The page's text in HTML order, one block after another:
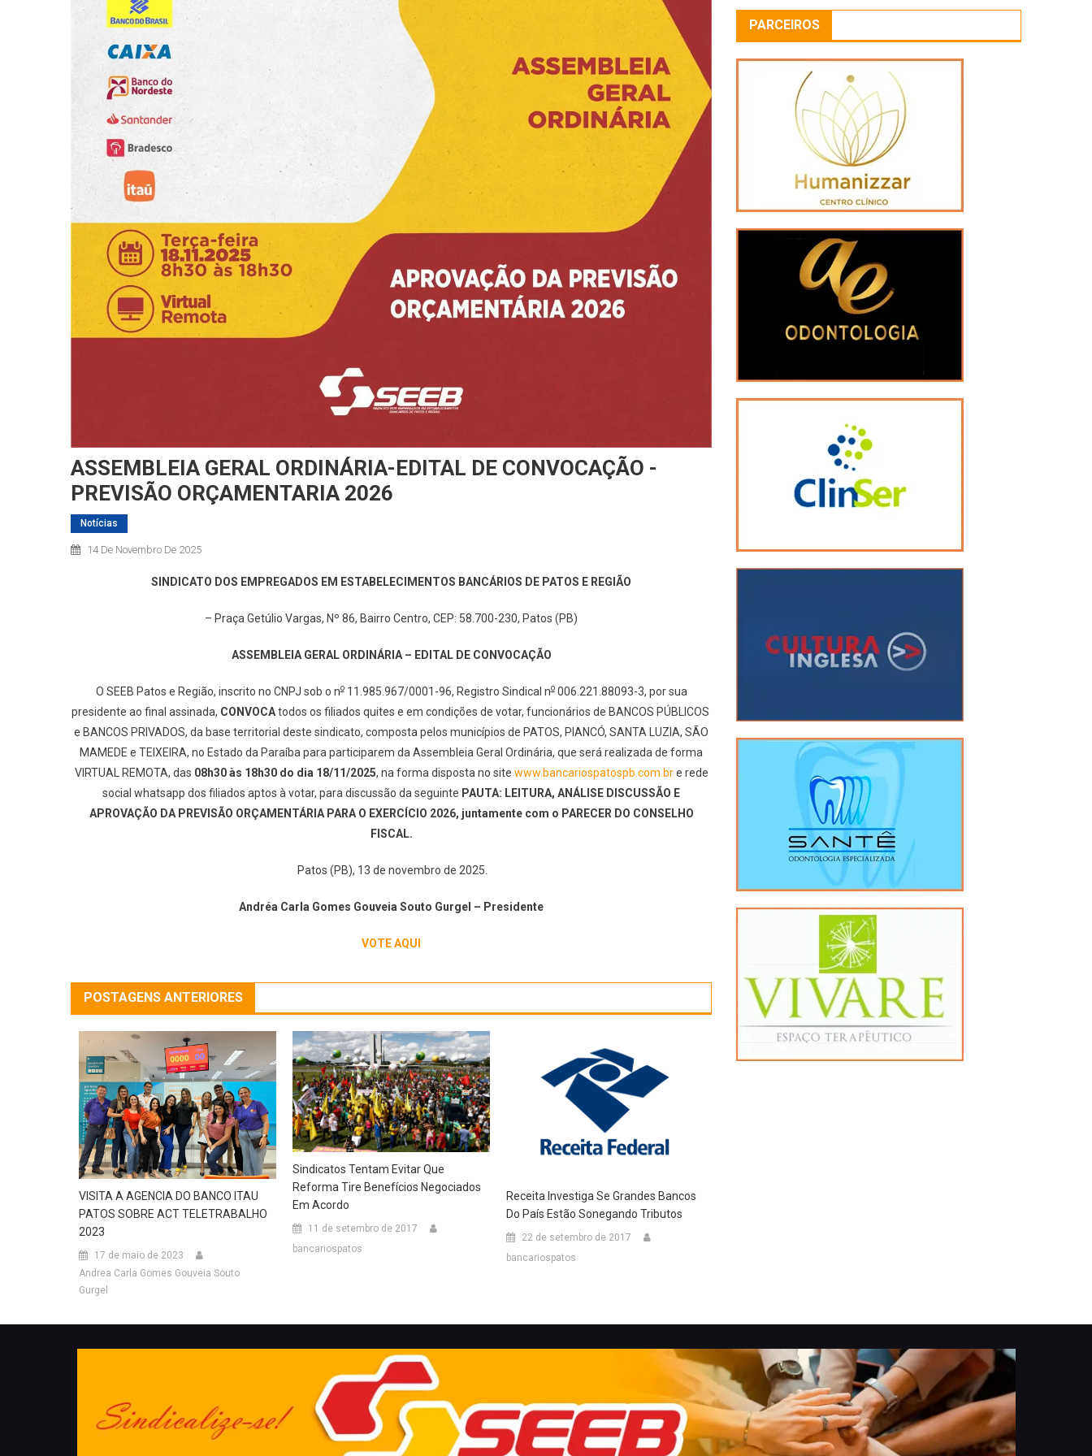
ASSEMBLEIA GERAL ORDINÁRIA-EDITAL DE CONVOCAÇÃO -
PREVISÃO ORÇAMENTARIA 2026
Notícias
14 De Novembro De 2025
SINDICATO DOS EMPREGADOS EM ESTABELECIMENTOS BANCÁRIOS DE PATOS E REGIÃO
– Praça Getúlio Vargas, Nº 86, Bairro Centro, CEP: 58.700-230, Patos (PB)
ASSEMBLEIA GERAL ORDINÁRIA – EDITAL DE CONVOCAÇÃO
O SEEB Patos e Região, inscrito no CNPJ sob o no11.985.967/0001-96, Registro Sindical no006.221.88093-3, por sua
presidente ao final assinada, CONVOCAtodos os filiados quites e em condições de votar, funcionários de BANCOS PÚBLICOS
e BANCOS PRIVADOS, da base territorial deste sindicato, composta pelos municípios de PATOS, PIANCÓ, SANTA LUZIA, SÃO
MAMEDE e TEIXEIRA, no Estado da Paraíba para participarem da Assembleia Geral Ordinária, que será realizada de forma
VIRTUAL REMOTA, das 08h30 às 18h30 do dia 18/11/2025, na forma disposta no site www.bancariospatospb.com.bre rede
social whatsapp dos filiados aptos à votar, para discussão da seguinte PAUTA: LEITURA, ANÁLISE DISCUSSÃO E
APROVAÇÃO DA PREVISÃO ORÇAMENTÁRIA PARA O EXERCÍCIO 2026, juntamente com o PARECER DO CONSELHO
FISCAL.
Patos (PB), 13 de novembro de 2025.
And réa Carla Gomes Gouveia Souto Gurgel – Presidente
VOTE AQUI
POSTAGENS ANTERIORES
VISITA A AGENCIA DO BANCO ITAU
PATOS SOBRE ACT TELETRABALHO
2023
17 de maio de 2023
Andrea Carla Gomes Gouveia Souto
Gurgel
Sindicatos Tentam Evitar Que
Reforma Tire Benefícios Negociados
Em Acordo
11 de setembro de 2017
bancariospatos
Receita Investiga Se Grandes Bancos
Do País Estão Sonegando Tributos
22 de setembro de 2017
bancariospatos
PARCEIROS